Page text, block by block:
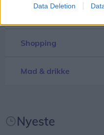
Data Deletion
grisene er fortæret.
klokken 2 til musik af
Michael Hardinger og
der blandt andet har
Shopping
Mad & drikke
Nyeste